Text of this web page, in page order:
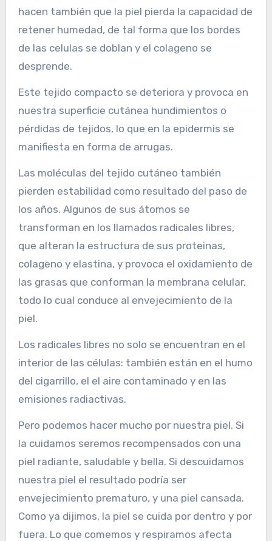
hacen también que la piel pierda la capacidad de
retener humedad, de tal forma que los bordes
de las celulas se doblan y el colageno se
desprende.
Este tejido compacto se deteriora y provoca en
nuestra superficie cutánea hundimientos o
pérdidas de tejidos, lo que en la epidermis se
manifiesta en forma de arrugas.
Las moléculas del tejido cutáneo también
pierden estabilidad como resultado del paso de
los años. Algunos de sus átomos se
transforman en los llamados radicales libres,
que alteran la estructura de sus proteinas,
colageno y elastina, y provoca el oxidamiento de
las grasas que conforman la membrana celular,
todo lo cual conduce al envejecimiento de la
piel.
Los radicales libres no solo se encuentran en el
interior de las células: también están en el humo
del cigarrillo, el el aire contaminado y en las
emisiones radiactivas.
Pero podemos hacer mucho por nuestra piel. Si
la cuidamos seremos recompensados con una
piel radiante, saludable y bella. Si descuidamos
nuestra piel el resultado podría ser
envejecimiento prematuro, y una piel cansada.
Como ya dijimos, la piel se cuida por dentro y por
fuera. Lo que comemos y respiramos afecta